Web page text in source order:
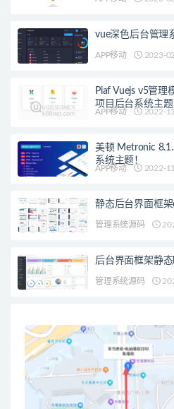
vue深色后台管理
APP移动 2023-
Piaf Vuejs v5管理
项目后台系统主
APP移动 2022-
美顿 Metronic
系统主题！
APP移动 2022-
静态后台界面框
管理系统源码
后台界面框架静
管理系统源码